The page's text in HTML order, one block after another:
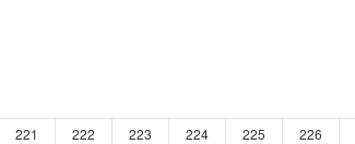
221 222 223 224 225 226